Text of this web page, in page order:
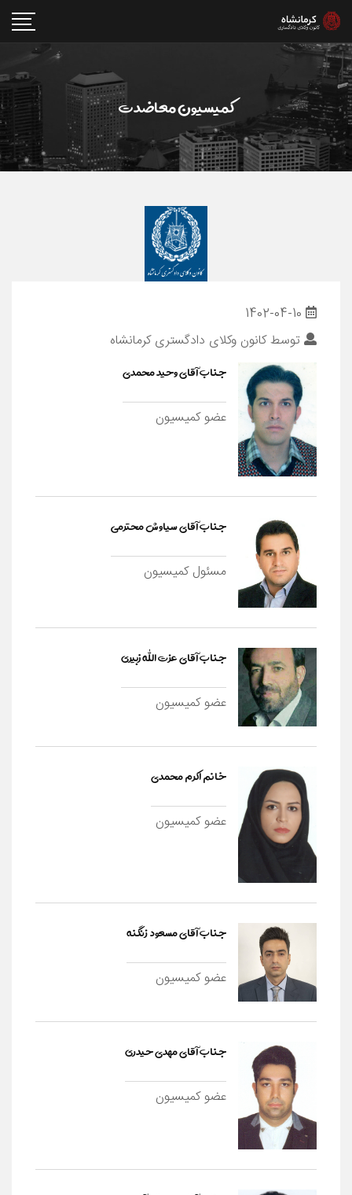
کمیسیون معاضدت
توسطکانون وکلای دادگستری کرمانشاه
جناب آقای وحید محمدی
عضو کمیسیون
جناب آقای سیاوش محترمی
مسئول کمیسیون
جناب آقای عزت الله زبیری
عضو کمیسیون
خانم اکرم محمدی
عضو کمیسیون
جناب آقای مسعود زنگنه
عضو کمیسیون
جناب آقای مهدی حیدری
عضو کمیسیون